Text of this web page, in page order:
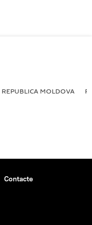
REPUBLICA MOLDOVA
Contacte